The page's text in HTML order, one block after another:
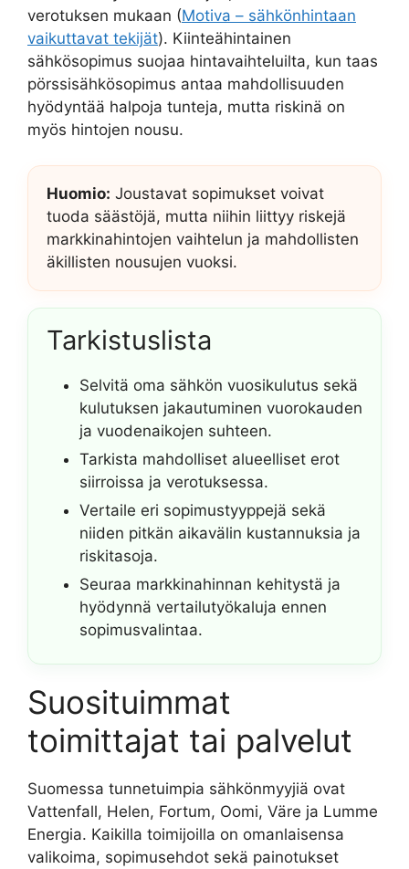
verotuksen mukaan (Motiva – sähkönhintaan
vaikuttavat tekijät). Kiinteähintainen
sähkösopimus suojaa hintavaihteluilta, kun taas
pörssisähkösopimus antaa mahdollisuuden
hyödyntää halpoja tunteja, mutta riskinä on
myös hintojen nousu.
Huomio: Joustavat sopimukset voivat
tuoda säästöjä, mutta niihin liittyy riskejä
markkinahintojen vaihtelun ja mahdollisten
äkillisten nousujen vuoksi.
Tarkistuslista
Selvitä oma sähkön vuosikulutus sekä
kulutuksen jakautuminen vuorokauden
ja vuodenaikojen suhteen.
Tarkista mahdolliset alueelliset erot
siirroissa ja verotuksessa.
Vertaile eri sopimustyyppejä sekä
niiden pitkän aikavälin kustannuksia ja
riskitasoja.
Seuraa markkinahinnan kehitystä ja
hyödynnä vertailutyökaluja ennen
sopimusvalintaa.
Suosituimmat
toimittajat tai palvelut
Suomessa tunnetuimpia sähkönmyyjiä ovat
Vattenfall, Helen, Fortum, Oomi, Väre ja Lumme
Energia. Kaikilla toimijoilla on omanlaisensa
valikoima, sopimusehdot sekä painotukset